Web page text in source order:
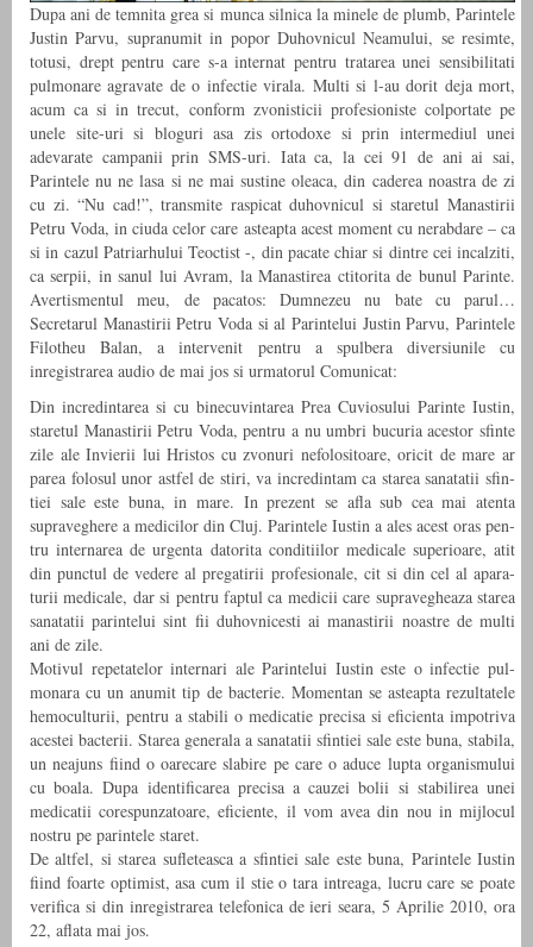
Dupa ani de temnita grea si munca silnica la minele de plumb, Parintele
Justin Parvu, supranumit in popor Duhovnicul Neamului, se resimte,
totusi, drept pentru care s-a internat pentru tratarea unei sensibilitati
pulmonare agravate de o infectie virala. Multi si l-au dorit deja mort,
acum ca si in trecut, conform zvonisticii profesioniste colportate pe
unele site-uri si bloguri asa zis ortodoxe si prin intermediul unei
adevarate campanii prin SMS-uri. Iata ca, la cei 91 de ani ai sai,
Parintele nu ne lasa si ne mai sustine oleaca, din caderea noastra de zi
cu zi. “Nu cad!”, transmite raspicat duhovnicul si staretul Manastirii
Petru Voda, in ciuda celor care asteapta acest moment cu nerabdare – ca
si in cazul Patriarhului Teoctist -, din pacate chiar si dintre cei incalziti,
ca serpii, in sanul lui Avram, la Manastirea ctitorita de bunul Parinte.
Avertismentul meu, de pacatos: Dumnezeu nu bate cu parul…
Secretarul Manastirii Petru Voda si al Parintelui Justin Parvu, Parintele
Filotheu Balan, a intervenit pentru a spulbera diversiunile cu
inregistrarea audio de mai jos si urmatorul Comunicat:
Din incred­intarea si cu binecu­vintarea Prea Cuvio­su­lui Par­inte Iustin,
stare­tul Man­a­s­tirii Petru Voda, pen­tru a nu umbri bucu­ria aces­tor sfinte
zile ale Invierii lui Hris­tos cu zvonuri nefolos­i­toare, oricit de mare ar
parea folo­sul unor ast­fel de stiri, va incred­in­tam ca starea sanatatii sfin­
tiei sale este buna, in mare. In prezent se afla sub cea mai atenta
supraveg­here a medicilor din Cluj. Par­in­tele Iustin a ales acest oras pen­
tru internarea de urgenta datorita con­di­ti­ilor med­icale supe­rioare, atit
din punc­tul de vedere al pre­gatirii pro­fe­sion­ale, cit si din cel al apara­
turii med­icale, dar si pen­tru fap­tul ca medicii care supraveg­heaza starea
sanatatii par­in­telui sint fii duhovnicesti ai man­a­s­tirii noas­tre de multi
ani de zile.
Motivul repetatelor internari ale Par­in­telui Iustin este o infec­tie pul­
monara cu un anu­mit tip de bac­terie. Momen­tan se asteapta rezul­tatele
hemo­cul­turii, pen­tru a sta­bili o med­icatie pre­cisa si efi­cienta impotriva
aces­tei bac­terii. Starea gen­er­ala a sanatatii sfin­tiei sale este buna, sta­bila,
un nea­juns fiind o oare­care slabire pe care o aduce lupta organ­is­mu­lui
cu boala. Dupa iden­ti­fi­carea pre­cisa a cauzei bolii si sta­bilirea unei
med­icatii core­spun­za­toare, efi­ciente, il vom avea din nou in mijlocul
nos­tru pe par­in­tele staret.
De alt­fel, si starea sufleteasca a sfin­tiei sale este buna, Par­in­tele Iustin
fiind foarte opti­mist, asa cum il stie o tara intreaga, lucru care se poate
ver­i­fica si din inreg­is­trarea tele­fon­ica de ieri seara, 5 Aprilie 2010, ora
22, aflata mai jos.